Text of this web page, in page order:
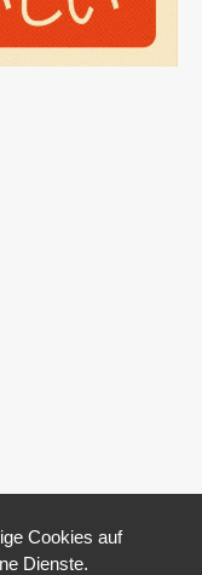
Cookies auf
Dienste.